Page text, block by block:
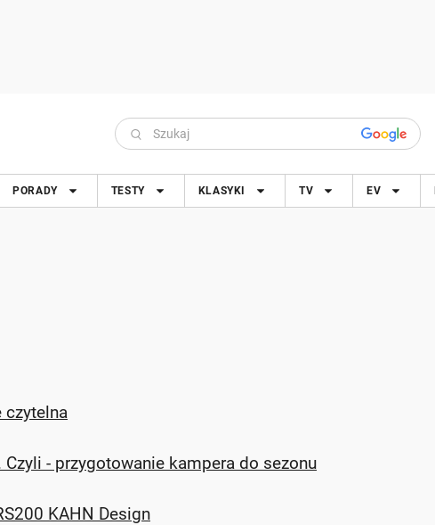
PORADY TESTY KLASYKI TV EV
czytelna
Czyli - przygotowanie kampera do sezonu
KAHN Design